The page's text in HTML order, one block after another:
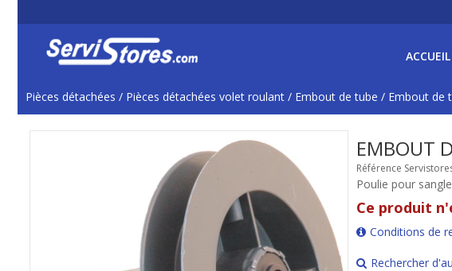
ACCUEIL
Pièces détachées / Pièces détachées volet roulant / Embout de tube / Embout de
EMBOUT
Référence
Poulie pour
Ce produit
Conditions de
Rechercher